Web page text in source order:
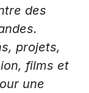
des
projets,
films et
une